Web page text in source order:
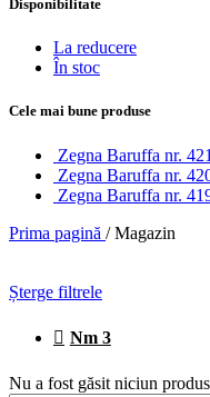
Disponibilitate
La reducere
În stoc
Cele mai bune produse
Zegna Baruffa nr.
Zegna Baruffa nr.
Zegna Baruffa nr.
Prima pagină / Magazin
Șterge filtrele
Nm 3
Nu a fost găsit niciun